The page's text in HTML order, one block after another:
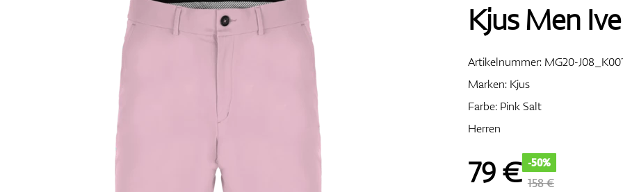
Kjus Men
Artikelnummer: MG20-
Marken: Kjus
Farbe: Pink Salt
Herren
79€ -50%
158 €